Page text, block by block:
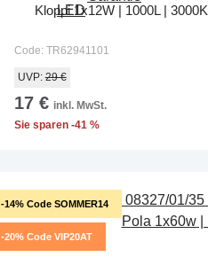
Kloppi 1x12W | 1000L | 3000K
Code: TR62941101
UVP:29 €
17 € inkl. MwSt.
Sie sparen -41 %
-14% Code SOMMER14
-20% Code VIP20AT